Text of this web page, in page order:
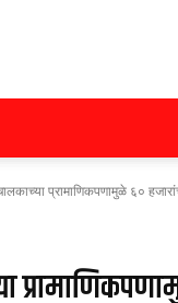
पुणे
बुलेटिन
न्यूज
प्रामाणिकपणामुळे ६०